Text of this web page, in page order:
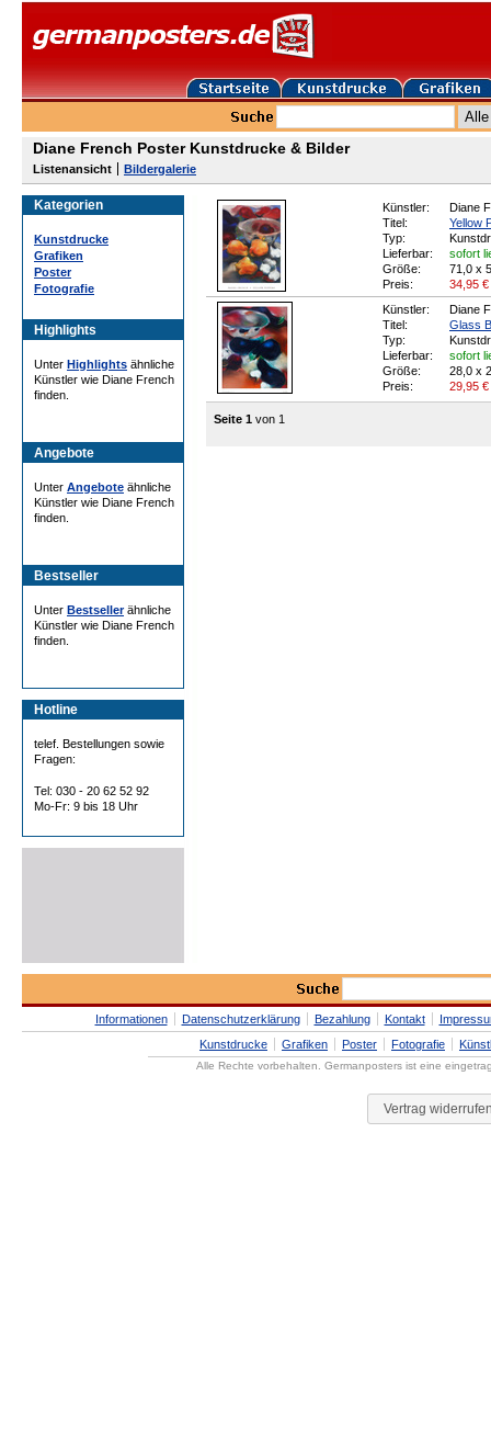
Diane French Poster Kunstdrucke & Bilder
Listenansicht Bildergalerie
Kategorien
Kunstdrucke
Grafiken
Poster
Fotografie
Highlights
Unter Highlights ähnliche
Künstler wie Diane French
finden.
Angebote
Unter Angebote ähnliche
Künstler wie Diane French
finden.
Bestseller
Unter Bestsellerähnliche
Künstler wie Diane French
finden.
Hotline
telef. Bestellungen sowie
Fragen:
Tel: 030 - 20 62 52 92
Mo-Fr: 9 bis 18 Uhr
Künstler:
Diane
Titel:
Yellow
Typ:
Lieferbar:
sofort
Größe:
71,0 x
Preis:
34,95 €
Künstler:
Diane
Titel:
Glass
Typ:
Lieferbar:
sofort
Größe:
28,0 x
Preis:
29,95 €
Seite 1 von 1
Informationen Datenschutzerklärung Bezahlung Kontakt
Kunstdrucke
Grafiken Poster Fotografie
Alle Rechte vorbehalten. Germanposters ist eine
Vertrag